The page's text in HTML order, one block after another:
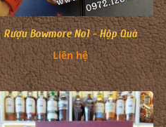
Rượu Bowmore No1 - Hộp Quà
Liên hệ